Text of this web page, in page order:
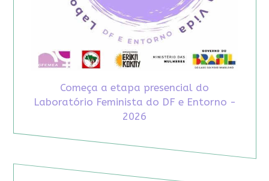
Começa a etapa presencial do
Laboratório Feminista do DF e Entorno -
2026